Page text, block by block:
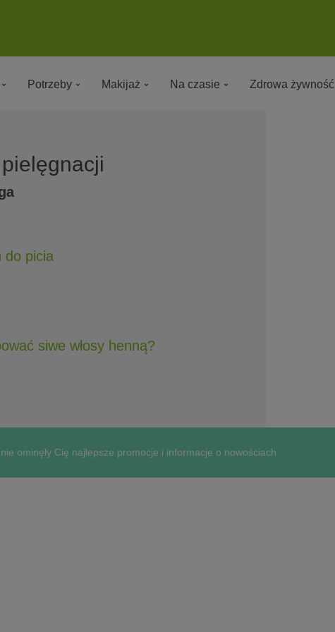
Potrzeby Makijaż Na czasie Zdrowa żywność
do picia
siwe włosy henną?
ominęły Cię najlepsze promocje i informacje o nowościach.